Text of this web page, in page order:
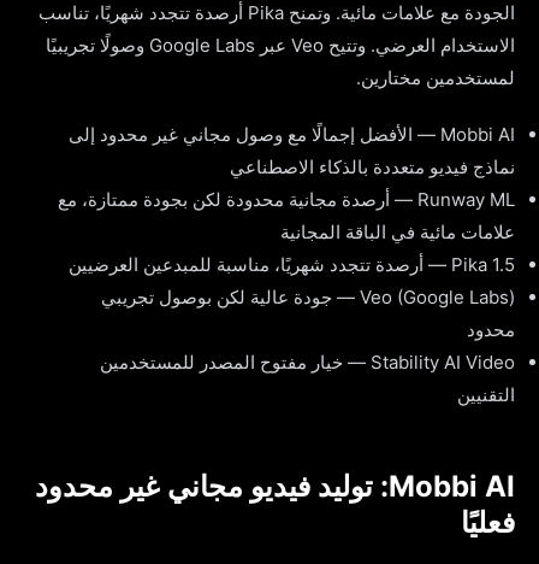
الجودة مع علامات مائية. وتمنح Pika أرصدة تتجدد شهريًا، تناسب
الاستخدام العرضي. وتتيح Veo عبر Google Labs وصولًا تجريبيًا
لمستخدمين مختارين.
Mobbi AI — الأفضل إجمالًا مع وصول مجاني غير محدود إلى
نماذج فيديو متعددة بالذكاء الاصطناعي
Runway ML — أرصدة مجانية محدودة لكن بجودة ممتازة، مع
علامات مائية في الباقة المجانية
Pika 1.5 — أرصدة تتجدد شهريًا، مناسبة للمبدعين العرضيين
Veo (Google Labs) — جودة عالية لكن بوصول تجريبي
محدود
Stability AI Video — خيار مفتوح المصدر للمستخدمين
التقنيين
Mobbi AI: توليد فيديو مجاني غير محدود
فعليًا